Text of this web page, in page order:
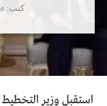
كتب
استقبل وزير